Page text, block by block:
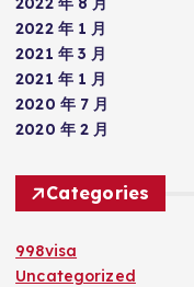
2022 年 1 月
2021 年 3 月
2021 年 1 月
2020 年 7 月
2020 年 2 月
Categories
998visa
Uncategorized